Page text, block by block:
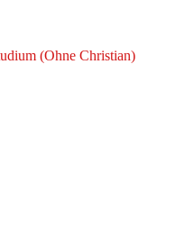
(Ohne Christian)